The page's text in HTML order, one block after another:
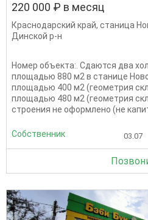
220 000 ₽ в месяц
Краснодарский край, станица
Динской р-н
Номер объекта:. Сдаются два
площадью 880 м2 в станице
площадью 400 м2 (геометрия
площадью 480 м2 (геометрия
строения не оформлено (не
Собственник 03.07